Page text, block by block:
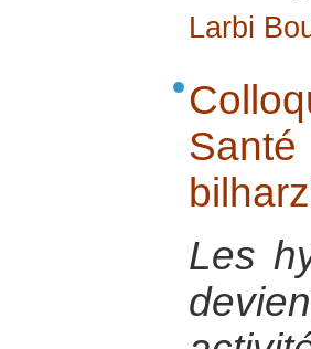
Larbi
Les